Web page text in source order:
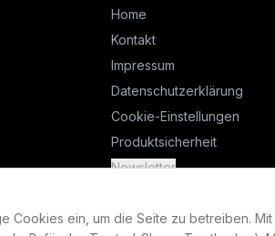
Cookies ein, um die Seite zu betreiben.
Home
Kontakt
Impressum
Datenschutzerklärung
Cookie-Einstellungen
Produktsicherheit
Newsletter